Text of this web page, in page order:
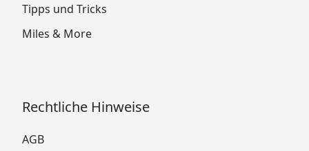
Tipps und Tricks
Miles & More
Rechtliche Hinweise
AGB